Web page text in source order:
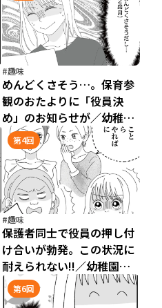
#趣味
めんどくさそう…。保育参
観のおたよりに「役員決
め」のお知らせが／幼稚園
役員で追い詰められた話
（2）
第4回
#趣味
保護者同士で役員の押し付
け合いが勃発。この状況に
耐えられない!!／幼稚園役
員で追い詰められた話
（4）
第6回